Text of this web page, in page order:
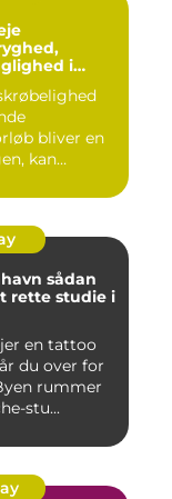
i
bliver en
kan
sådan
rette studie i
en tattoo
du over for
rummer
stu...